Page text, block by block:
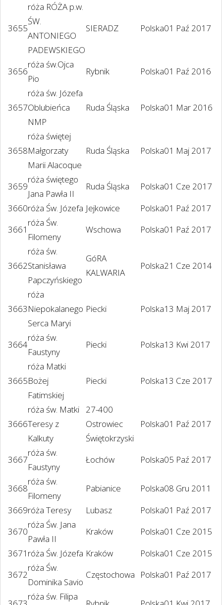
3655
róża RÓŻA p.w.
ŚW.
ANTONIEGO
PADEWSKIEGO
SIERADZ Polska01 Paź 2017
3656
róża św.Ojca
Pio
Rybnik Polska01 Paź 2016
3657
róża św. Józefa
Oblubieńca
NMP
Ruda Śląska Polska01 Mar 2016
3658
róża świętej
Małgorzaty
Marii Alacoque
Ruda Śląska Polska01 Maj 2017
3659
róża świętego
Jana Pawła II
Ruda Śląska Polska01 Cze 2017
3660róża Św. Józefa Jejkowice Polska01 Paź 2017
3661
róża Św.
Filomeny
Wschowa Polska01 Paź 2017
3662
róża św.
Stanisława
Papczyńskiego
GóRA
KALWARIA
Polska21 Cze 2014
3663
róża
Niepokalanego
Serca Maryi
Piecki Polska13 Maj 2017
3664
róża św.
Faustyny
Piecki Polska13 Kwi 2017
3665
róża Matki
Bożej
Fatimskiej
Piecki Polska13 Cze 2017
3666
róża św. Matki
Teresy z
Kalkuty
27-400
Ostrowiec
Świętokrzyski
Polska01 Paź 2017
3667
róża św.
Faustyny
Łochów Polska05 Paź 2017
3668
róża św.
Filomeny
Pabianice Polska08 Gru 2011
3669róża Teresy Lubasz Polska01 Paź 2017
3670
róża Św. Jana
Pawła II
Kraków Polska01 Cze 2015
3671 róża Św. Józefa Kraków Polska01 Cze 2015
3672
róża Św.
Dominika Savio
Częstochowa Polska01 Paź 2017
róża św. Filipa